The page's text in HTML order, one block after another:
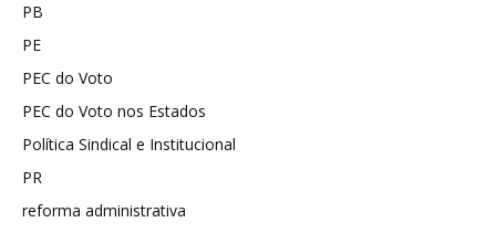
PB
PE
PEC do Voto
PEC do Voto nos Estados
Política Sindical e Institucional
PR
reforma administrativa